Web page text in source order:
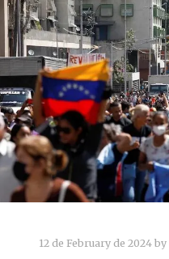
12 de February de 2024by